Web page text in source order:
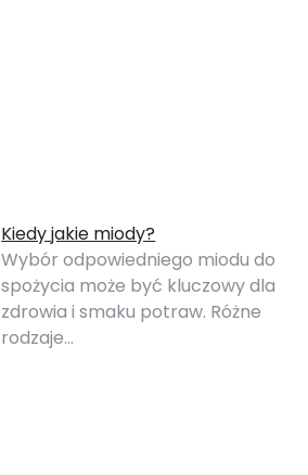
Kiedy jakie miody?
Wybór odpowiedniego miodu do
spożycia może być kluczowy dla
zdrowia i smaku potraw. Różne
rodzaje…